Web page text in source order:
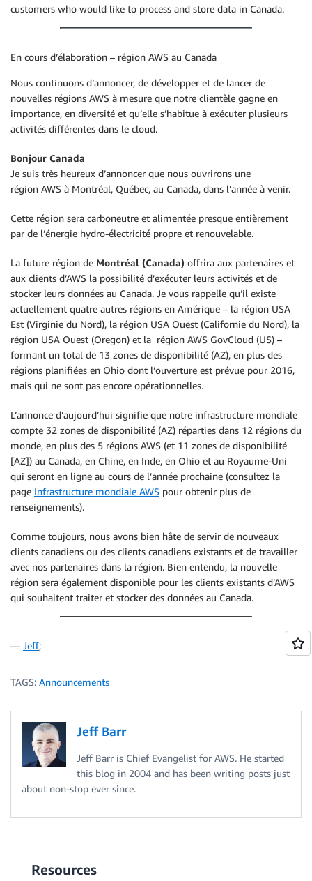
customers who would like to process and store data in Canada.
En cours d’élaboration – région AWS au Canada
Nous continuons d’annoncer, de développer et de lancer de
nouvelles régions AWS à mesure que notre clientèle gagne en
importance, en diversité et qu’elle s’habitue à exécuter plusieurs
activités différentes dans le cloud.
Bonjour Canada
Je suis très heureux d’annoncer que nous ouvrirons une
région AWS à Montréal, Québec, au Canada, dans l’année à venir.
Cette région sera carboneutre et alimentée presque entièrement
par de l’énergie hydro-électricité propre et renouvelable.
La future région de Montréal (Canada) offrira aux partenaires et
aux clients d’AWS la possibilité d’exécuter leurs activités et de
stocker leurs données au Canada. Je vous rappelle qu’il existe
actuellement quatre autres régions en Amérique – la région USA
Est (Virginie du Nord), la région USA Ouest (Californie du Nord), la
région USA Ouest (Oregon) et la région AWS GovCloud (US) –
formant un total de 13 zones de disponibilité (AZ), en plus des
régions planifiées en Ohio dont l’ouverture est prévue pour 2016,
mais qui ne sont pas encore opérationnelles.
L’annonce d’aujourd’hui signifie que notre infrastructure mondiale
compte 32 zones de disponibilité (AZ) réparties dans 12 régions du
monde, en plus des 5 régions AWS (et 11 zones de disponibilité
[AZ]) au Canada, en Chine, en Inde, en Ohio et au Royaume-Uni
qui seront en ligne au cours de l’année prochaine (consultez la
page Infrastructure mondiale AWS pour obtenir plus de
renseignements).
Comme toujours, nous avons bien hâte de servir de nouveaux
clients canadiens ou des clients canadiens existants et de travailler
avec nos partenaires dans la région. Bien entendu, la nouvelle
région sera également disponible pour les clients existants d’AWS
qui souhaitent traiter et stocker des données au Canada.
— Jeff;
TAGS: Announcements
Jeff Barr
Jeff Barr is Chief Evangelist for AWS. He started
this blog in 2004 and has been writing posts just
about non-stop ever since.
Resources